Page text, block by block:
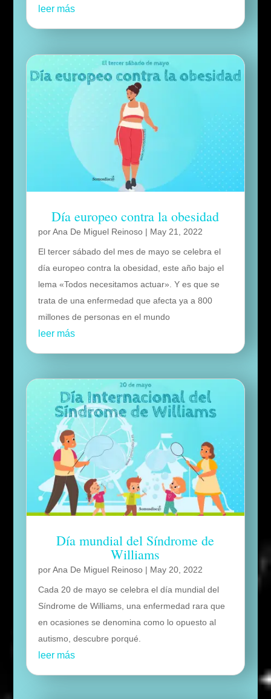
leer más
Día europeo contra la obesidad
porAna De Miguel Reinoso| May 21, 2022
El tercer sábado del mes de mayo se celebra el
día europeo contra la obesidad, este año bajo el
lema «Todos necesitamos actuar». Y es que se
trata de una enfermedad que afecta ya a 800
millones de personas en el mundo
leer más
Día mundial del Síndrome de
Williams
porAna De Miguel Reinoso| May 20, 2022
Cada 20 de mayo se celebra el día mundial del
Síndrome de Williams, una enfermedad rara que
en ocasiones se denomina como lo opuesto al
autismo, descubre porqué.
leer más